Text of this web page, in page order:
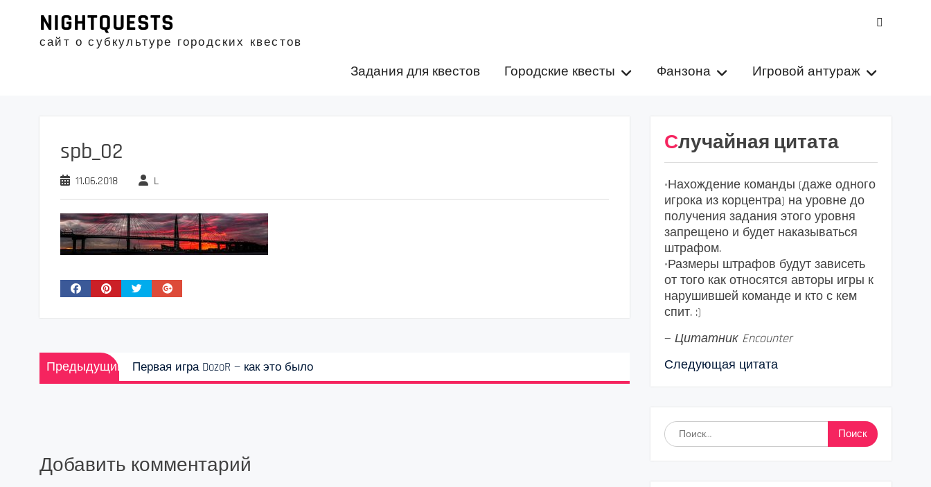
содержимому
NIGHTQUESTS
сайт о субкультуре городских квестов
Задания для квестов Городские квесты Фанзона Игровой антураж
spb_02
11.06.2018 L
Навигация
по
Предыдущий
Предыдущая
запись:
Первая игра DozoR — как это было
Добавить комментарий
Случайная цитата
•Нахождение команды (даже одного
игрока из корцентра) на уровне до
получения задания этого уровня
запрещено и будет наказываться
штрафом.
•Размеры штрафов будут зависеть
от того как относятся авторы игры к
нарушившей команде и кто с кем
спит. :)
— Цитатник Encounter
Следующая цитата
Найти: